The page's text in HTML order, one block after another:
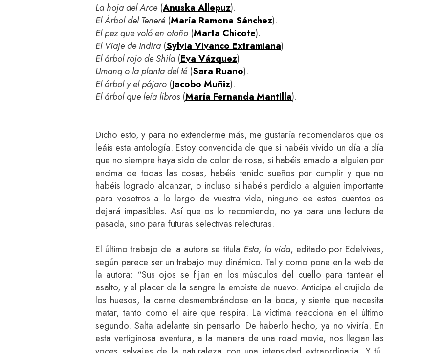
La hoja del Arce (Anuska Allepuz).
El Árbol del Teneré (María Ramona Sánchez).
El pez que voló en otoño (Marta Chicote).
El Viaje de Indira (Sylvia Vivanco Extramiana).
El árbol rojo de Shila (Eva Vázquez).
Umanq o la planta del té (Sara Ruano).
El árbol y el pájaro (Jacobo Muñiz).
El árbol que leía libros(María Fernanda Mantilla).
Dicho esto, y para no extenderme más, me gustaría recomendaros que os
leáis esta antología. Estoy convencida de que si habéis vivido un día a día
que no siempre haya sido de color de rosa, si habéis amado a alguien por
encima de todas las cosas, habéis tenido sueños por cumplir y que no
habéis logrado alcanzar, o incluso si habéis perdido a alguien importante
para vosotros a lo largo de vuestra vida, ninguno de estos cuentos os
dejará impasibles. Así que os lo recomiendo, no ya para una lectura de
pasada, sino para futuras selectivas relecturas.
El último trabajo de la autora se titula Esta, la vida, editado por Edelvives,
según parece ser un trabajo muy dinámico. Tal y como pone en la web de
la autora: “Sus ojos se fijan en los músculos del cuello para tantear el
asalto, y el placer de la sangre la embiste de nuevo. Anticipa el crujido de
los huesos, la carne desmembrándose en la boca, y siente que necesita
matar, tanto como el aire que respira. La víctima reacciona en el último
segundo. Salta adelante sin pensarlo. De haberlo hecho, ya no viviría. En
esta vertiginosa aventura, a la manera de una road movie, nos llegan las